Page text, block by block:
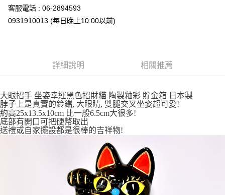
運送方式
付款後全家取貨
7-11取貨付款
每筆NT$65，滿NT$999(含以上)免運費
付款後7-11取貨
每筆NT$65，滿NT$999(含以上)免運費
每筆NT$100，滿NT$999(含以上)免運費
客服電話 : 06-2894593
0931910013 (每日晚上10:00以前)
詳細說明 相關推薦
大眼招手 坐姿幸運黑色招財貓 陶製釉彩 貯金箱 日本製
脖子上是真實的鈴鐺, 大眼睛, 雙腿交叉坐姿超可愛!
約高25x13.5x10cm 比一般6.5cm大很多!
底部有開口可把硬幣取出
送禮或自家擺設都是很棒的吉祥物!